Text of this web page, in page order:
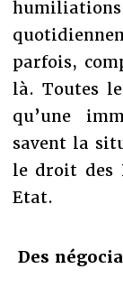
parfois,
là. Toutes
qu’une
savent la
le droit des
Etat.
Des